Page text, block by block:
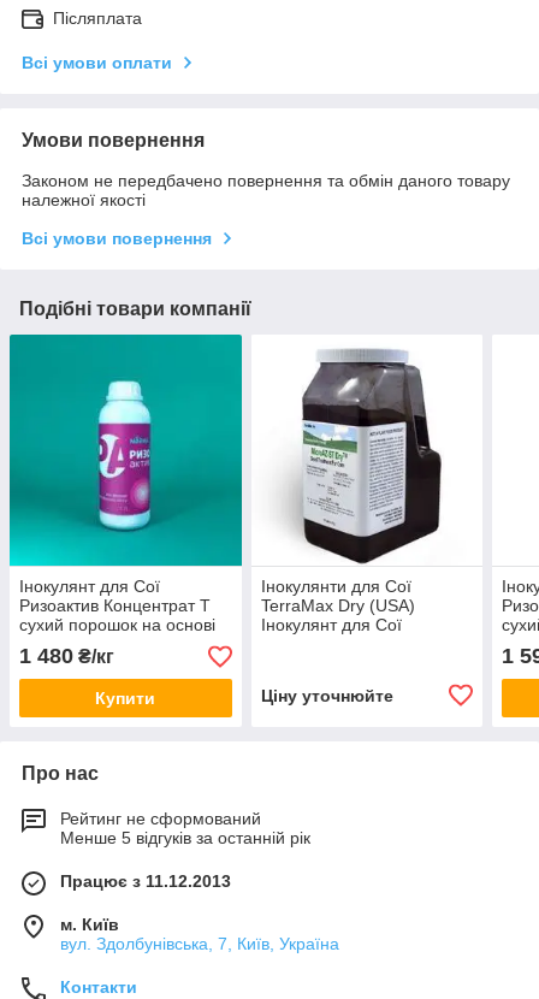
Післяплата
Всі умови оплати
Умови повернення
Законом не передбачено повернення та обмін даного товару
належної якості
Всі умови повернення
Подібні товари компанії
Інокулянт для Сої
Ризоактив Концентрат Т
сухий порошок на основі
торфу
1 480 ₴/кг
Купити
Інокулянти для Сої
TerraMax Dry (USA)
Інокулянт для Сої
Ціну уточнюйте
1
Про нас
Рейтинг не сформований
Менше 5 відгуків за останній рік
Працює з 11.12.2013
м. Київ
вул. Здолбунівська, 7, Київ, Україна
Контакти